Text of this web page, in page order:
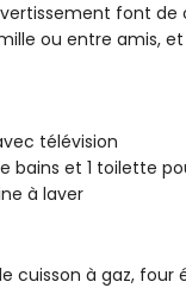
font
ou entre amis,
télévision
bains et 1 toilette
à laver
cuisson à gaz,